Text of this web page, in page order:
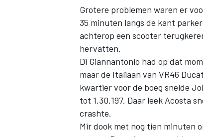
Grotere problemen waren er
35 minuten langs de kant
achterop een scooter
hervatten.
Di Giannantonio had op dat
maar de Italiaan van VR46
kwartier voor de boeg snelde
tot 1.30.197. Daar leek Acosta
crashte.
Mir dook met nog tien minuten